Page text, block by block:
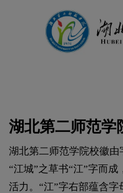
湖北第二师范学
湖北第二师范学院校徽由
“江城”之草书“江”字而
活力。“江”字右部蕴含